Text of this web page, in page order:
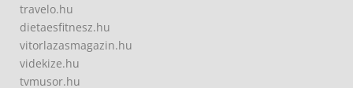
travelo.hu
dietaesfitnesz.hu
vitorlazasmagazin.hu
videkize.hu
tvmusor.hu